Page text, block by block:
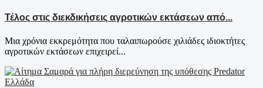
Τέλος στις διεκδικήσεις αγροτικών εκτάσεων από...
Μια χρόνια εκκρεμότητα που ταλαιπωρούσε χιλιάδες ιδιοκτήτες
αγροτικών εκτάσεων επιχειρεί...
Ελλάδα